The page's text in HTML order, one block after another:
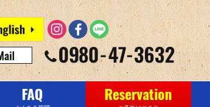
FAQ Reservation